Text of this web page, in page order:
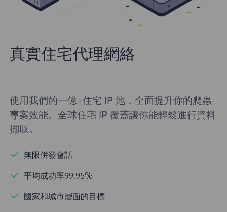
真實住宅代理網絡
使用我們的一億+住宅 IP 池，全面提升你的爬蟲
專案效能。全球住宅 IP 覆蓋讓你能輕鬆進行資料
擷取。
無限併發會話
平均成功率99.95%
國家和城市層面的目標